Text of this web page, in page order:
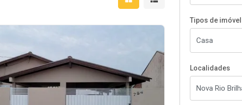
Tipos de imóvel
Localidades